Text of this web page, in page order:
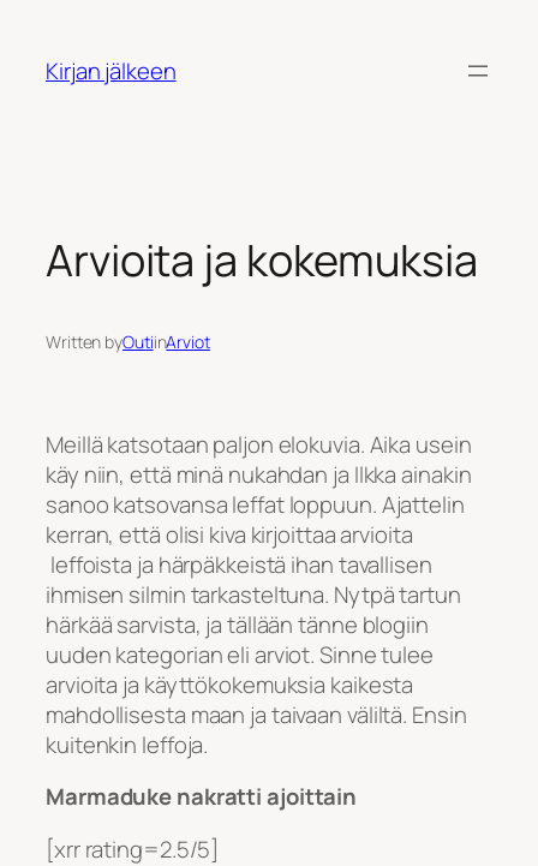
Kirjan jälkeen
Arvioita ja kokemuksia
Written byOutiinArviot
Meillä katsotaan paljon elokuvia. Aika usein
käy niin, että minä nukahdan ja Ilkka ainakin
sanoo katsovansa leffat loppuun. Ajattelin
kerran, että olisi kiva kirjoittaa arvioita
leffoista ja härpäkkeistä ihan tavallisen
ihmisen silmin tarkasteltuna. Nytpä tartun
härkää sarvista, ja tällään tänne blogiin
uuden kategorian eli arviot. Sinne tulee
arvioita ja käyttökokemuksia kaikesta
mahdollisesta maan ja taivaan väliltä. Ensin
kuitenkin leffoja.
Marmaduke nakratti ajoittain
[xrr rating=2.5/5]